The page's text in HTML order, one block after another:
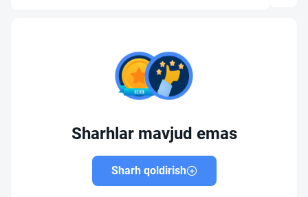
Sharhlar mavjud emas
Sharh qoldirish